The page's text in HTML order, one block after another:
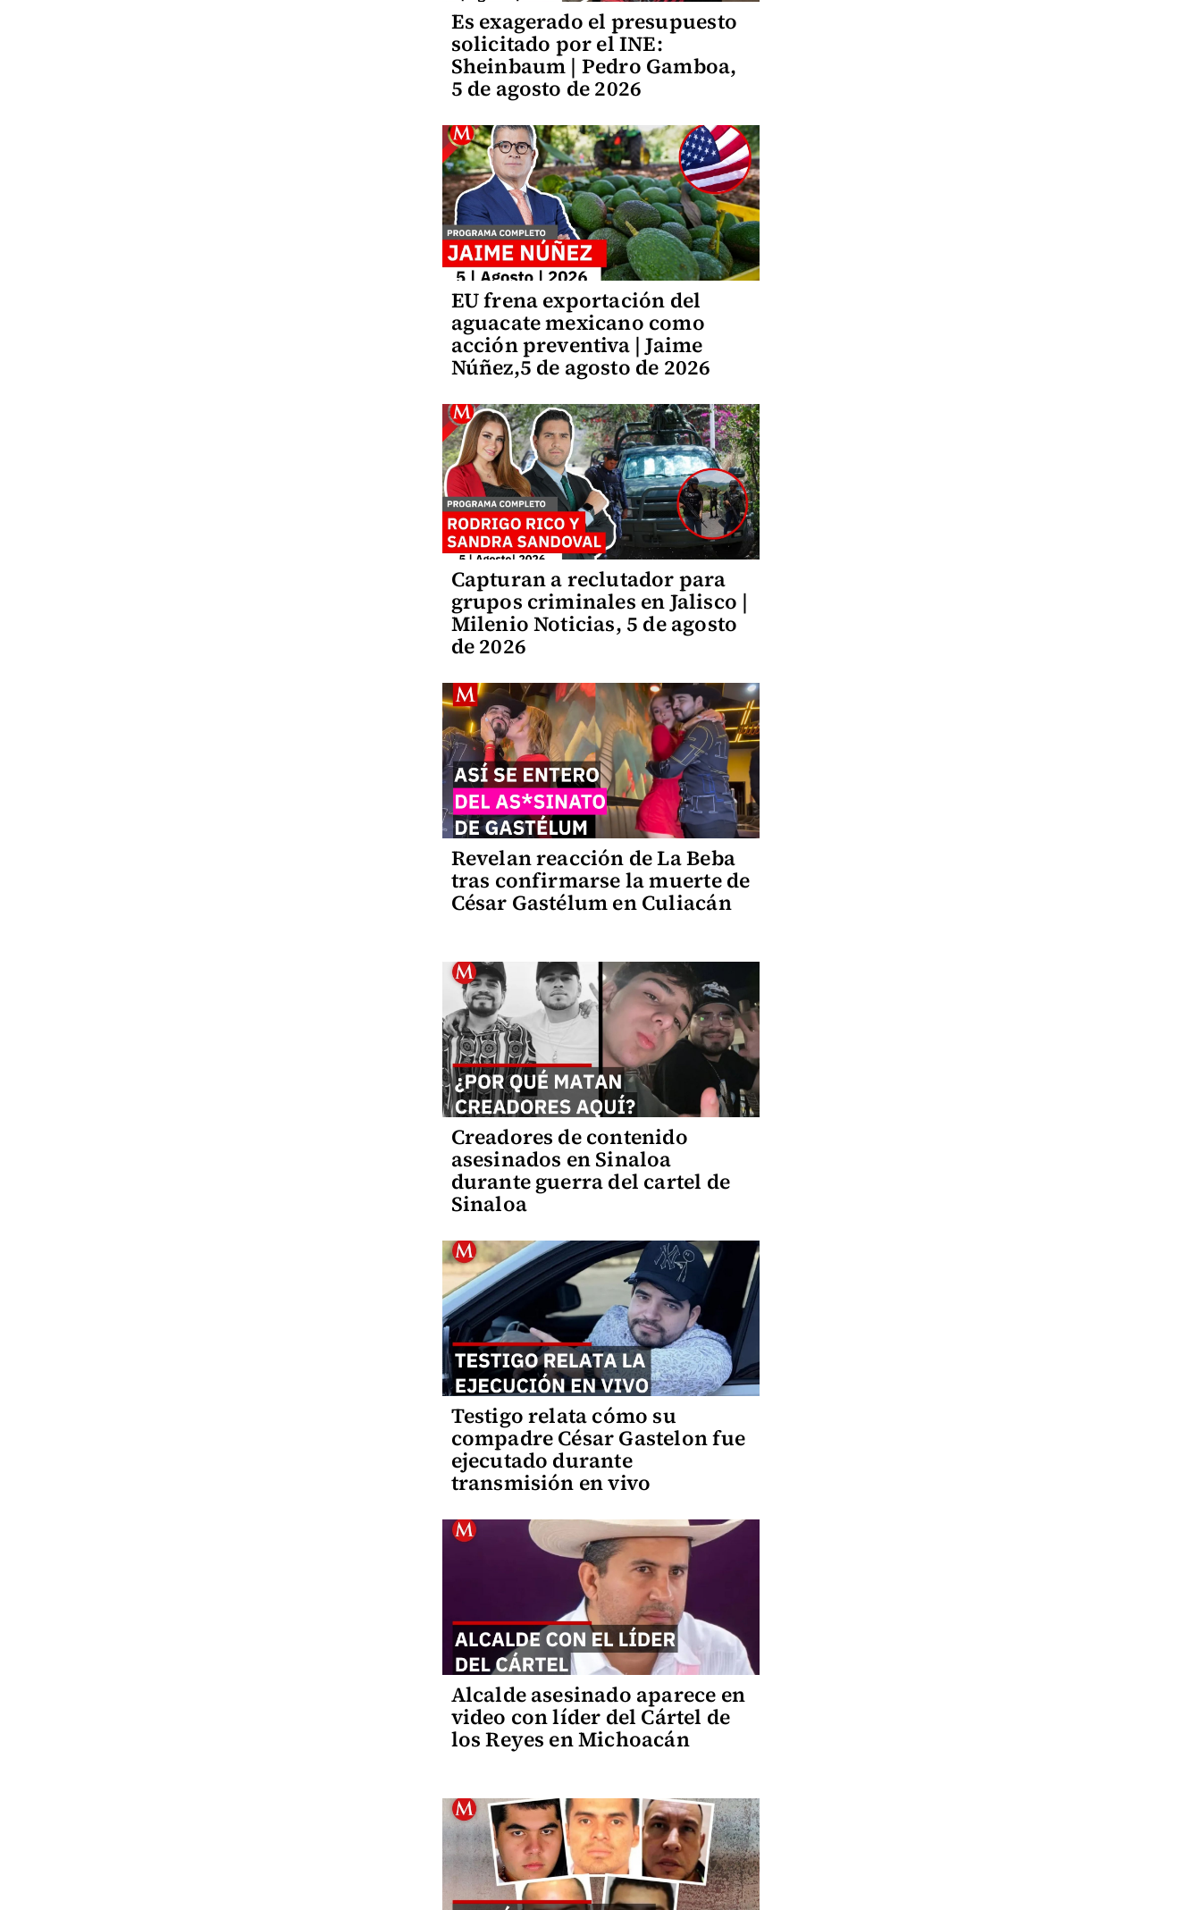
Es exagerado el presupuesto
solicitado por el INE:
Sheinbaum | Pedro Gamboa,
5 de agosto de 2026
EU frena exportación del
aguacate mexicano como
acción preventiva | Jaime
Núñez,5 de agosto de 2026
Capturan a reclutador para
grupos criminales en Jalisco |
Milenio Noticias, 5 de agosto
de 2026
Revelan reacción de La Beba
tras confirmarse la muerte de
César Gastélum en Culiacán
Creadores de contenido
asesinados en Sinaloa
durante guerra del cartel de
Sinaloa
Testigo relata cómo su
compadre César Gastelon fue
ejecutado durante
transmisión en vivo
Alcalde asesinado aparece en
video con líder del Cártel de
los Reyes en Michoacán